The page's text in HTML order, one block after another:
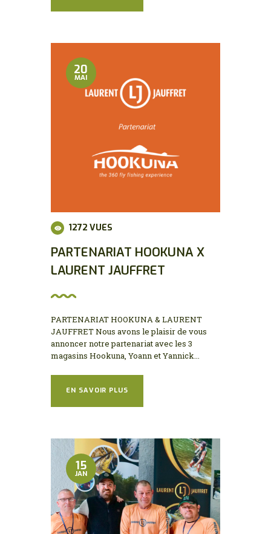
20
MAI
1272 VUES
PARTENARIAT HOOKUNA X
LAURENT JAUFFRET
PARTENARIAT HOOKUNA & LAURENT
JAUFFRET Nous avons le plaisir de vous
annoncer notre partenariat avec les 3
magasins Hookuna, Yoann et Yannick...
EN SAVOIR PLUS
15
JAN